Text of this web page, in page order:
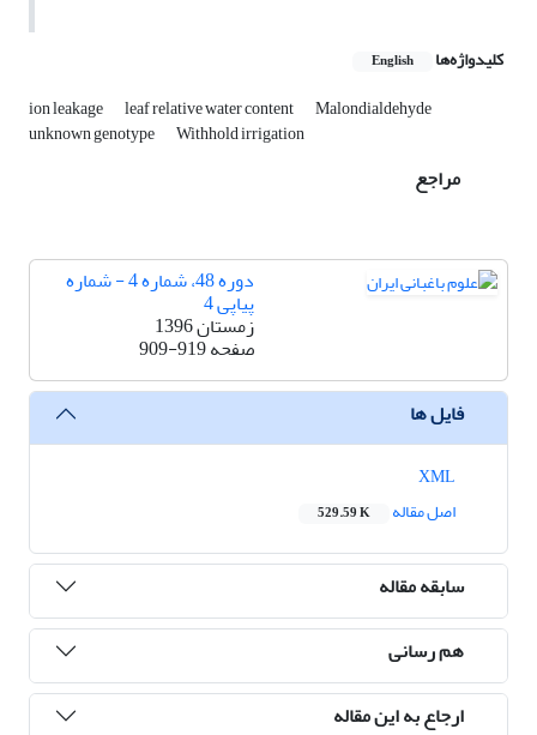
کلیدواژه‌ها English
ion leakage leaf relative water content Malondialdehyde
unknown genotype Withhold irrigation
مراجع
دوره 48، شماره 4 - شماره
پیاپی 4
زمستان 1396
صفحه909-919
فایل ها
اصل مقاله
529.59 K
سابقه مقاله
هم رسانی
ارجاع به این مقاله